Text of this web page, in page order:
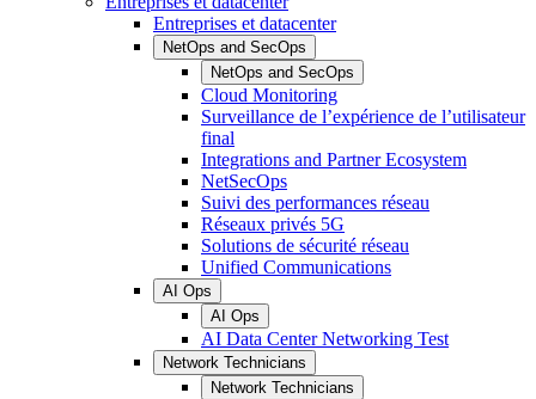
Entreprises et datacenter
NetOps and SecOps
NetOps and SecOps
Cloud Monitoring
Surveillance de l’expérience de l’utilisateur
final
Integrations and Partner Ecosystem
NetSecOps
Suivi des performances réseau
Réseaux privés 5G
Solutions de sécurité réseau
Unified Communications
AI Ops
AI Ops
AI Data Center Networking Test
Network Technicians
Network Technicians